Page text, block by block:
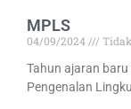
MPLS
04/09/2024
Tahun ajaran
Pengenalan